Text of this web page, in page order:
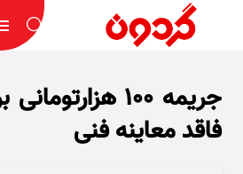
جریمه ۱۰۰
فاقد معاینه فنی